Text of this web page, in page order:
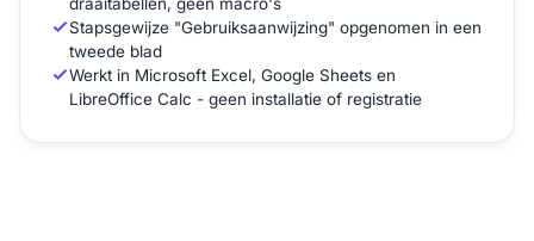
draaitabellen, geen macro's
Stapsgewijze "Gebruiksaanwijzing" opgenomen in een
tweede blad
Werkt in Microsoft Excel, Google Sheets en
LibreOffice Calc - geen installatie of registratie